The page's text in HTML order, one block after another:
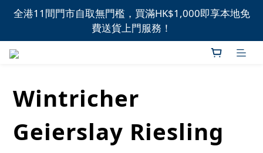
全港11間門市自取無門檻，買滿HK$1,000即享本地免
費送貨上門服務！
全港11間門市自取無門檻，買滿HK$1,000即享本地免
費送貨上門服務！
新品上市，精選優惠，盡在本週推介！
全港11間門市自取無門檻，買滿HK$1,000即享本地免
費送貨上門服務！
Wintricher
Geierslay Riesling